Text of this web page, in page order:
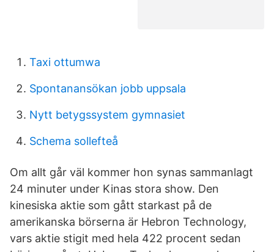
Taxi ottumwa
Spontanansökan jobb uppsala
Nytt betygssystem gymnasiet
Schema sollefteå
Om allt går väl kommer hon synas sammanlagt
24 minuter under Kinas stora show. Den
kinesiska aktie som gått starkast på de
amerikanska börserna är Hebron Technology,
vars aktie stigit med hela 422 procent sedan